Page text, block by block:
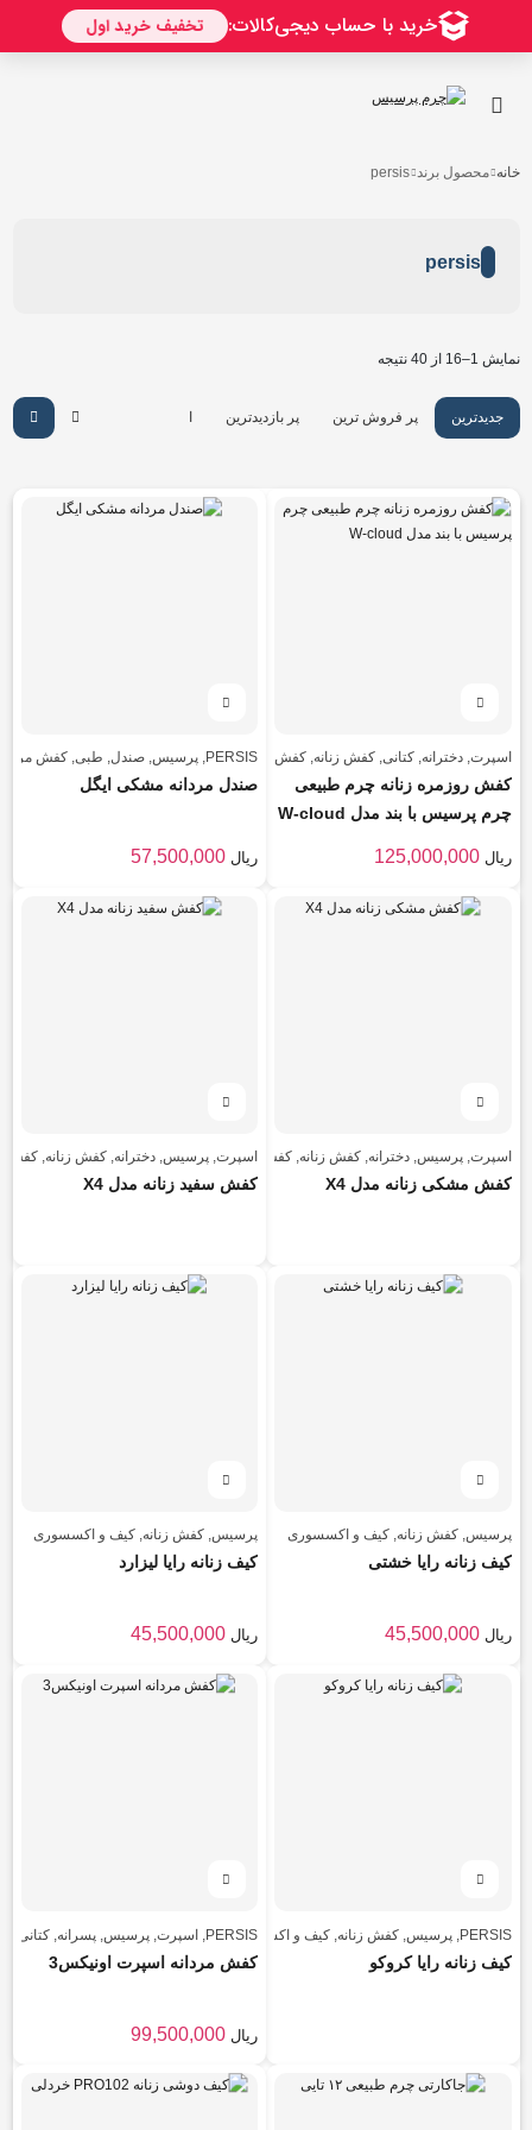
خانه محصول برند persis
persis
نمایش 1–16 از 40 نتیجه
پر فروش ترین پر بازدیدترین جدیدترین گرانترین
اسپرت,دخترانه,کتانی,کفش زنانه,کفش زنانه
کفش روزمره زنانه چرم طبیعی
چرم پرسیس با بند مدل W-cloud
125,000,000 ریال
PERSIS
, پرسیس, صندل, طبی, کفش
صندل مردانه مشکی ایگل
57,500,000 ریال
اسپرت,پرسیس,دخترانه,کفش زنانه,کفش زنانه
کفش مشکی زنانه مدل X4
اسپرت, پرسیس, دخترانه, کفش زنانه, کفش
کفش سفید زنانه مدل X4
پرسیس,کفش زنانه,کیف و اکسسوری
کیف زنانه رایا خشتی
45,500,000 ریال
پرسیس, کفش زنانه, کیف و اکسسوری
کیف زنانه رایا لیزارد
45,500,000 ریال
PERSIS
,پرسیس ,کفش زنانه ,کیف و اکسسوری
کیف زنانه رایا کروکو
PERSIS اسپرت پرسیس پسرانه کتانی
کفش مردانه اسپرت اونیکس3
99,500,000 ریال